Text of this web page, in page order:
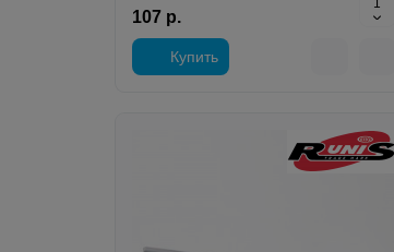
107 р.
Купить